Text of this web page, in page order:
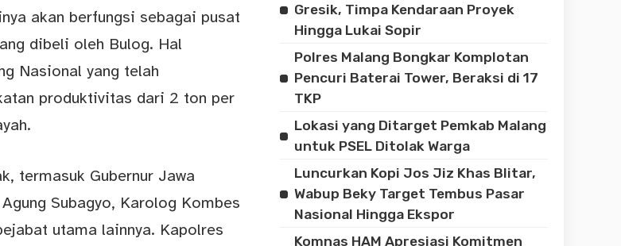
akan berfungsi sebagai pusat
dibeli oleh Bulog. Hal
Nasional yang telah
produktivitas dari 2 ton per
termasuk Gubernur Jawa
Subagyo, Karolog Kombes
utama lainnya. Kapolres
Gresik, Timpa Kendaraan Proyek
Hingga Lukai Sopir
Polres Malang Bongkar Komplotan
Pencuri Baterai Tower, Beraksi di 17
TKP
Lokasi yang Ditarget Pemkab Malang
untuk PSEL Ditolak Warga
Luncurkan Kopi Jos Jiz Khas Blitar,
Wabup Beky Target Tembus Pasar
Nasional Hingga Ekspor
Komnas HAM Apresiasi Komitmen